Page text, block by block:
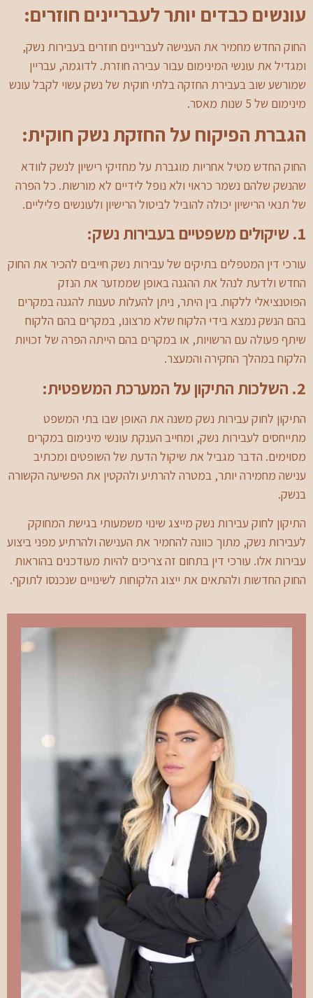
עונשים כבדים יותר לעבריינים חוזרים:
החוק החדש מחמיר את הענישה לעבריינים חוזרים בעבירות נשק,
ומגדיל את עונשי המינימום עבור עבירה חוזרת. לדוגמה, עבריין
שמורשע שוב בעבירת החזקה בלתי חוקית של נשק עשוי לקבל עונש
מינימום של 5 שנות מאסר.
הגברת הפיקוח על החזקת נשק חוקית:
החוק החדש מטיל אחריות מוגברת על מחזיקי רישיון לנשק לוודא
שהנשק שלהם נשמר כראוי ולא נופל לידיים לא מורשות. כל הפרה
של תנאי הרישיון יכולה להוביל לביטול הרישיון ולעונשים פליליים.
1. שיקולים משפטיים בעבירות נשק:
עורכי דין המטפלים בתיקים של עבירות נשק חייבים להכיר את החוק
החדש ולדעת לנהל את ההגנה באופן שממזער את הנזק
הפוטנציאלי ללקוח. בין היתר, ניתן להעלות טענות להגנה במקרים
בהם הנשק נמצא בידי הלקוח שלא מרצונו, במקרים בהם הלקוח
שיתף פעולה עם הרשויות, או במקרים בהם הייתה הפרה של זכויות
הלקוח במהלך החקירה והמעצר.
2. השלכות התיקון על המערכת המשפטית:
התיקון לחוק עבירות נשק משנה את האופן שבו בתי המשפט
מתייחסים לעבירות נשק, ומחייב הענקת עונשי מינימום במקרים
מסוימים. הדבר מגביל את שיקול הדעת של השופטים ומכתיב
ענישה מחמירה יותר, במטרה להרתיע ולהקטין את הפשיעה הקשורה
בנשק.
התיקון לחוק עבירות נשק מייצג שינוי משמעותי בגישת המחוקק
לעבירות נשק, מתוך כוונה להחמיר את הענישה ולהרתיע מפני ביצוע
עבירות אלו. עורכי דין בתחום זה צריכים להיות מעודכנים בהוראות
החוק החדשות ולהתאים את ייצוג הלקוחות לשינויים שנכנסו לתוקף.